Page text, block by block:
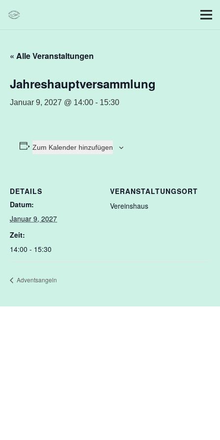
« Alle Veranstaltungen
Jahreshauptversammlung
Januar 9, 2027 @ 14:00 - 15:30
Zum Kalender hinzufügen
DETAILS
Datum:
Januar 9, 2027
Zeit:
14:00 - 15:30
VERANSTALTUNGSORT
Vereinshaus
Adventsangeln